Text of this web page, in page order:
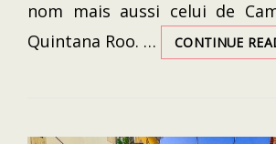
nom mais aussi celui de
Quintana Roo. …
CONTINUE